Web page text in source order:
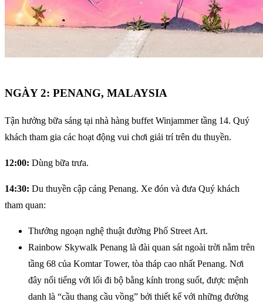
NGÀY 2: PENANG, MALAYSIA
Tận hưởng bữa sáng tại nhà hàng buffet Winjammer tầng 14. Quý
khách tham gia các hoạt động vui chơi giải trí trên du thuyền.
12:00: Dùng bữa trưa.
14:30: Du thuyền cập cảng Penang. Xe đón và đưa Quý khách
tham quan:
Thưởng ngoạn nghệ thuật đường Phố Street Art.
Rainbow Skywalk Penang là đài quan sát ngoài trời nằm trên
tầng 68 của Komtar Tower, tòa tháp cao nhất Penang. Nơi
đây nổi tiếng với lối đi bộ bằng kính trong suốt, được mệnh
danh là “cầu thang cầu vồng” bởi thiết kế với những đường